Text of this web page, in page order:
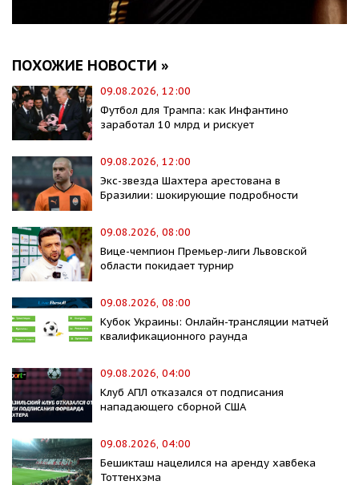
ПОХОЖИЕ НОВОСТИ »
09.08.2026, 12:00
Футбол для Трампа: как Инфантино
заработал 10 млрд и рискует
09.08.2026, 12:00
Экс-звезда Шахтера арестована в
Бразилии: шокирующие подробности
09.08.2026, 08:00
Вице-чемпион Премьер-лиги Львовской
области покидает турнир
09.08.2026, 08:00
Кубок Украины: Онлайн-трансляции матчей
квалификационного раунда
09.08.2026, 04:00
Клуб АПЛ отказался от подписания
нападающего сборной США
09.08.2026, 04:00
Бешикташ нацелился на аренду хавбека
Тоттенхэма